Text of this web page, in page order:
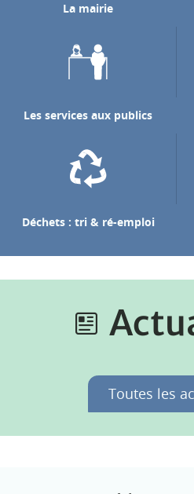
La mairie
Les services aux publics
Déchets : tri & ré-emploi
Toutes les